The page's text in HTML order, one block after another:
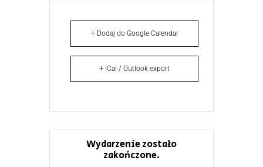
+ Dodaj do Google Calendar
+ iCal / Outlook export
Wydarzenie zostało
zakończone.